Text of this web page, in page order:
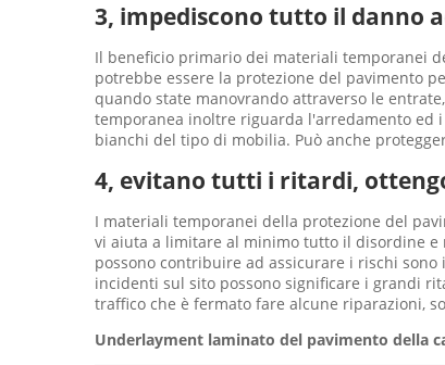
3, impediscono tutto il danno
Il beneficio primario dei materiali temporanei
potrebbe essere la protezione del pavimento
quando state manovrando attraverso le
temporanea inoltre riguarda l'arredamento ed
bianchi del tipo di mobilia. Può anche
4, evitano tutti i ritardi,
I materiali temporanei della protezione del
vi aiuta a limitare al minimo tutto il disordine
possono contribuire ad assicurare i rischi
incidenti sul sito possono significare i grandi
traffico che è fermato fare alcune riparazioni,
Underlayment laminato del pavimento della